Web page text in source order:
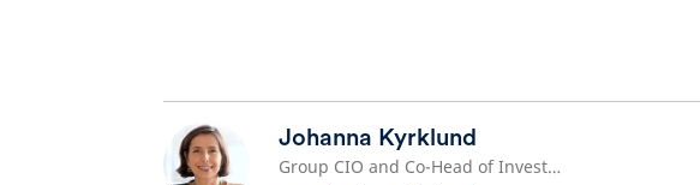
Johanna Kyrklund
Group CIO and Co-Head of Investment